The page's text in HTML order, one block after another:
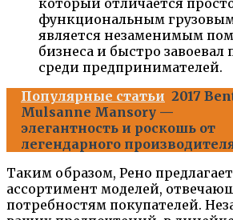
который отличается
функциональным
является незаменимым
бизнеса и быстро завоевал
среди предпринимателей.
Популярные статьи 2017
Mulsanne Mansory —
элегантность и роскошь от
легендарного
Таким образом, Рено
ассортимент моделей,
потребностям покупателей.